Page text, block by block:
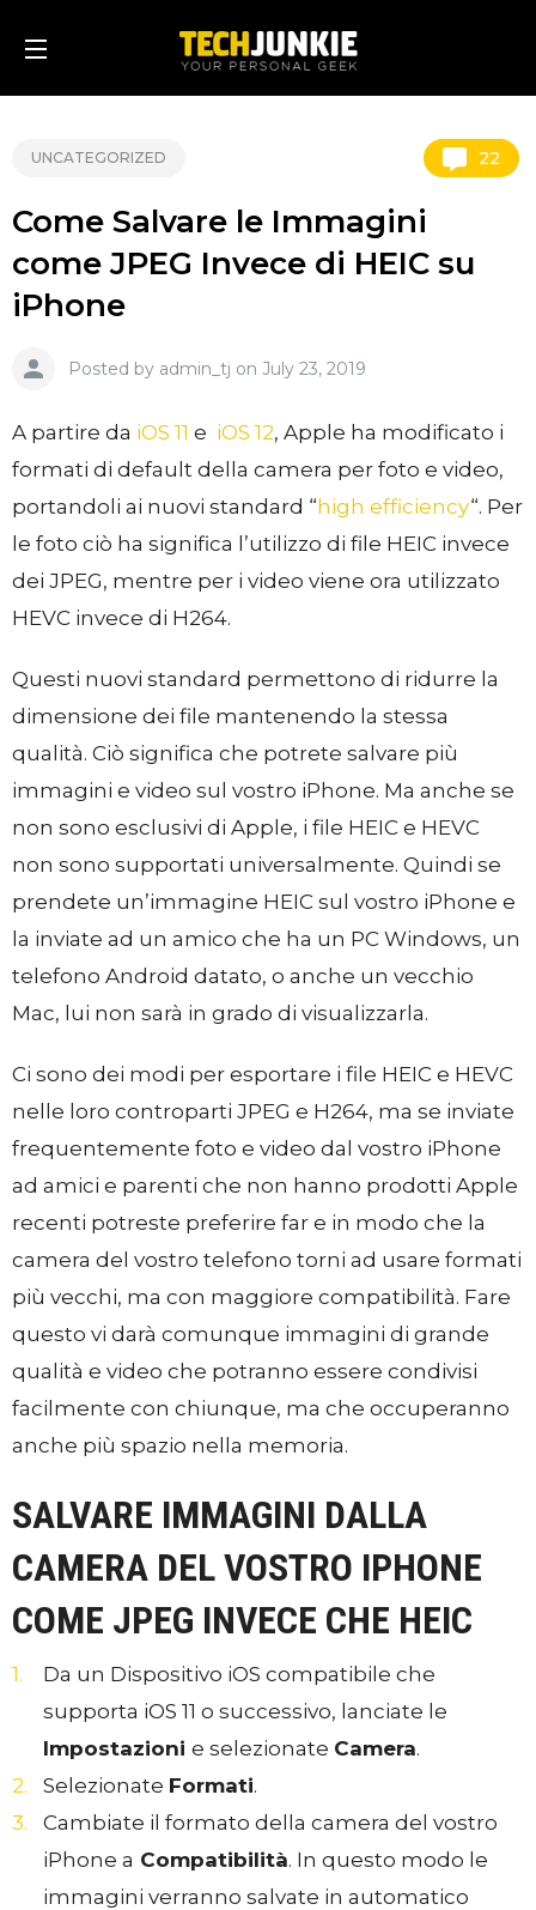
UNCATEGORIZED 22
Come Salvare le Immagini
come JPEG Invece di HEIC su
iPhone
Posted by admin_tj on July 23, 2019
A partire da iOS 11 e iOS 12, Apple ha modificato i
formati di default della camera per foto e video,
portandoli ai nuovi standard “ high efficiency“. Per
le foto ciò ha significa l’utilizzo di file HEIC invece
dei JPEG, mentre per i video viene ora utilizzato
HEVC invece di H264.
Questi nuovi standard permettono di ridurre la
dimensione dei file mantenendo la stessa
qualità. Ciò significa che potrete salvare più
immagini e video sul vostro iPhone. Ma anche se
non sono esclusivi di Apple, i file HEIC e HEVC
non sono supportati universalmente. Quindi se
prendete un’immagine HEIC sul vostro iPhone e
la inviate ad un amico che ha un PC Windows, un
telefono Android datato, o anche un vecchio
Mac, lui non sarà in grado di visualizzarla.
Ci sono dei modi per esportare i file HEIC e HEVC
nelle loro controparti JPEG e H264, ma se inviate
frequentemente foto e video dal vostro iPhone
ad amici e parenti che non hanno prodotti Apple
recenti potreste preferire far e in modo che la
camera del vostro telefono torni ad usare formati
più vecchi, ma con maggiore compatibilità. Fare
questo vi darà comunque immagini di grande
qualità e video che potranno essere condivisi
facilmente con chiunque, ma che occuperanno
anche più spazio nella memoria.
SALVARE IMMAGINI DALLA
CAMERA DEL VOSTRO IPHONE
COME JPEG INVECE CHE HEIC
Da un Dispositivo iOS compatibile che
supporta iOS 11 o successivo, lanciate le
Impostazioni e selezionate Camera.
Selezionate Formati.
Cambiate il formato della camera del vostro
iPhone a Compatibilità. In questo modo le
immagini verranno salvate in automatico